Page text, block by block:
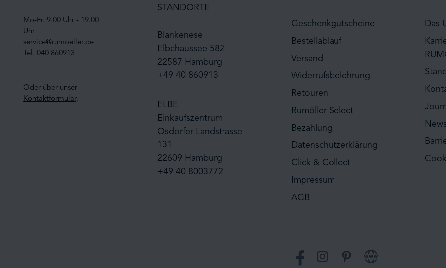
Mo-Fr. 9.00 Uhr - 19.00
Uhr
service@rumoeller.de
Tel. 040 860913
Oder über unser
Kontaktformular.
STANDORTE
Blankenese
Elbchaussee 582
22587 Hamburg
+49 40 860913
ELBE
Einkaufszentrum
Osdorfer Landstrasse
131
22609 Hamburg
+49 40 8003772
Geschenkgutscheine
Bestellablauf
Versand
Widerrufsbelehrung
Retouren
Rumöller Select
Bezahlung
Datenschutzerklärung
Click & Collect
Impressum
AGB
Das
FacebookInstagramPinterest Website